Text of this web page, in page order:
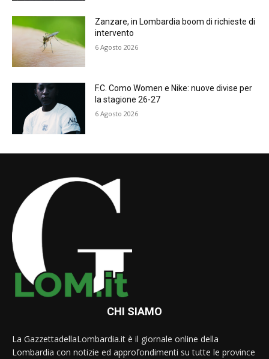
Zanzare, in Lombardia boom di richieste di
intervento
6 Agosto 2026
F.C. Como Women e Nike: nuove divise per
la stagione 26-27
6 Agosto 2026
CHI SIAMO
La GazzettadellaLombardia.it è il giornale online della
Lombardia con notizie ed approfondimenti su tutte le province